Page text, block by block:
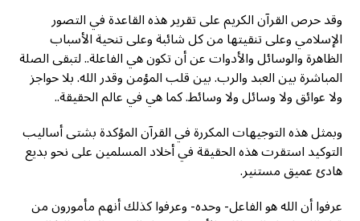
وقد حرص القرآن الكريم على تقرير هذه القاعدة في التصور
الإسلامي وعلى تنقيتها من كل شائبة وعلى تنحية الأسباب
الظاهرة والوسائل والأدوات عن أن تكون هي الفاعلة.. لتبقى الصلة
المباشرة بين العبد والرب. بين قلب المؤمن وقدر الله. بلا حواجز
ولا عوائق ولا وسائل ولا وسائط. كما هي في عالم الحقيقة..
وبمثل هذه التوجيهات المكررة في القرآن المؤكدة بشتى أساليب
التوكيد استقرت هذه الحقيقة في أخلاد المسلمين على نحو بديع
هادئ عميق مستنير.
عرفوا أن الله هو الفاعل- وحده- وعرفوا كذلك أنهم مأمورون من